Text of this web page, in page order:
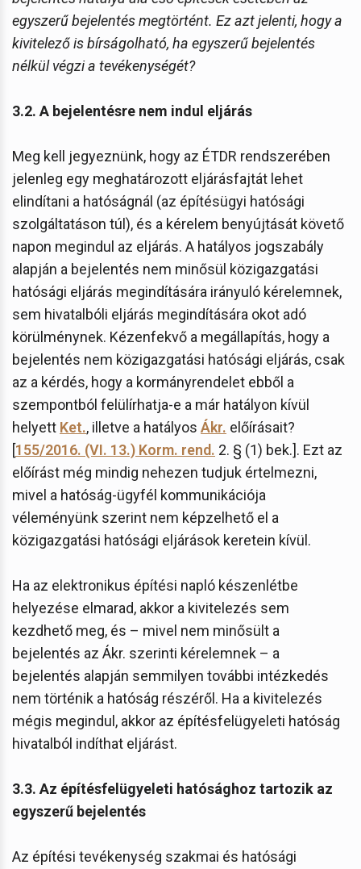
egyszerű bejelentés megtörtént. Ez azt jelenti, hogy a
kivitelező is bírságolható, ha egyszerű bejelentés
nélkül végzi a tevékenységét?
3.2. A bejelentésre nem indul eljárás
Meg kell jegyeznünk, hogy az ÉTDR rendszerében
jelenleg egy meghatározott eljárásfajtát lehet
elindítani a hatóságnál (az építésügyi hatósági
szolgáltatáson túl), és a kérelem benyújtását követő
napon megindul az eljárás. A hatályos jogszabály
alapján a bejelentés nem minősül közigazgatási
hatósági eljárás megindítására irányuló kérelemnek,
sem hivatalbóli eljárás megindítására okot adó
körülménynek. Kézenfekvő a megállapítás, hogy a
bejelentés nem közigazgatási hatósági eljárás, csak
az a kérdés, hogy a kormányrendelet ebből a
szempontból felülírhatja-e a már hatályon kívül
helyett Ket., illetve a hatályos Ákr. előírásait?
[155/2016. (VI. 13.) Korm. rend. 2. § (1) bek.]. Ezt az
előírást még mindig nehezen tudjuk értelmezni,
mivel a hatóság-ügyfél kommunikációja
véleményünk szerint nem képzelhető el a
közigazgatási hatósági eljárások keretein kívül.
Ha az elektronikus építési napló készenlétbe
helyezése elmarad, akkor a kivitelezés sem
kezdhető meg, és – mivel nem minősült a
bejelentés az Ákr. szerinti kérelemnek – a
bejelentés alapján semmilyen további intézkedés
nem történik a hatóság részéről. Ha a kivitelezés
mégis megindul, akkor az építésfelügyeleti hatóság
hivatalból indíthat eljárást.
3.3. Az építésfelügyeleti hatósághoz tartozik az
egyszerű bejelentés
Az építési tevékenység szakmai és hatósági